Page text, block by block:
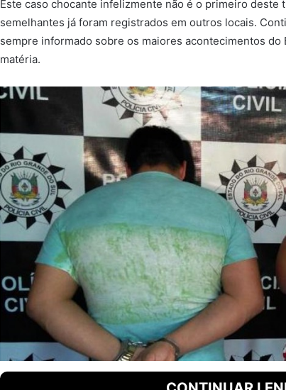
Este caso chocante infelizmente não é o primeiro deste
semelhantes já foram registrados em outros locais.
sempre informado sobre os maiores acontecimentos
matéria.